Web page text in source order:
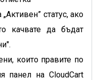
статус, ако
качвате да бъдат
които правите по
панел на CloudCart